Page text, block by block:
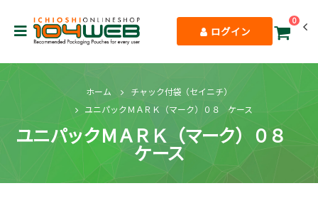
ログイン
0
ホーム
チャック付袋（セイニチ）
ユニパックＭＡＲＫ（マーク）０８ ケース
ユニパックＭＡＲＫ（マーク）０８
ケース